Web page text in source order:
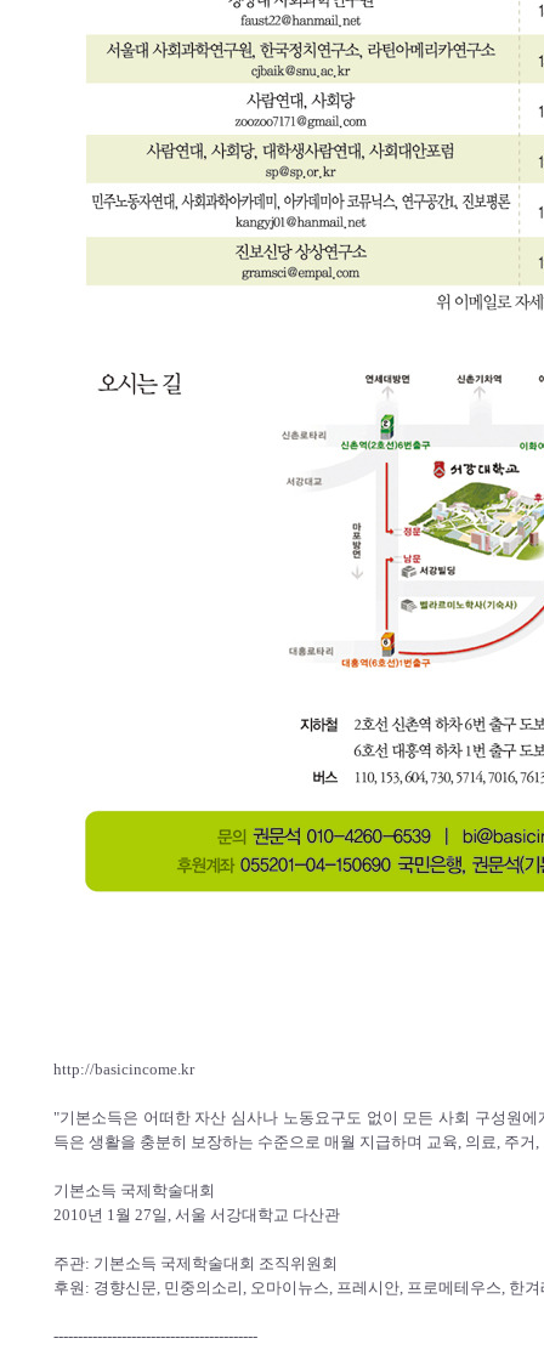
http://basicincome.kr
"기본소득은 어떠한 자산 심사나 노동요구도 없이 모든 사회 구성원
득은 생활을 충분히 보장하는 수준으로 매월 지급하며 교육, 의료, 주
기본소득 국제학술대회
2010년 1월 27일, 서울 서강대학교 다산관
주관: 기본소득 국제학술대회 조직위원회
후원: 경향신문, 민중의소리, 오마이뉴스, 프레시안, 프로메테우스, 한
------------------------------------------